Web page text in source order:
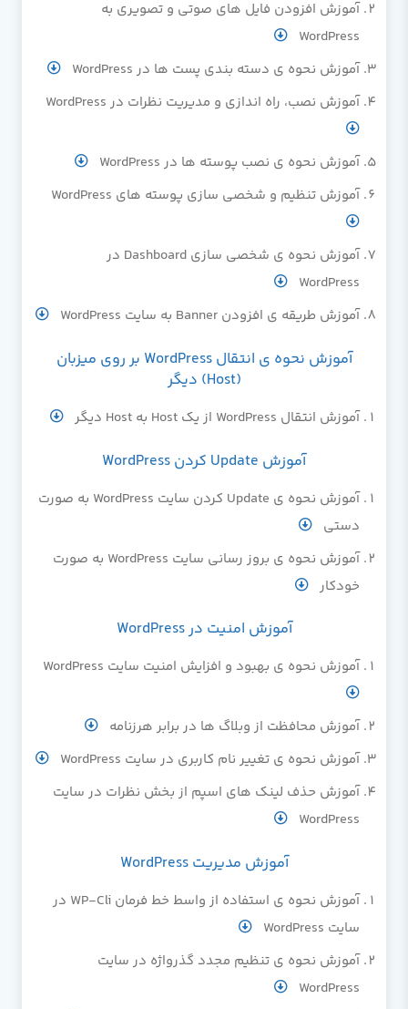
آموزش افزودن فایل های صوتی و تصویری به
WordPress
آموزش نحوه ی دسته بندی پست ها در WordPress
آموزش نصب، راه اندازی و مدیریت نظرات در WordPress
آموزش نحوه ی نصب پوسته ها در WordPress
آموزش تنظیم و شخصی سازی پوسته های WordPress
آموزش نحوه ی شخصی سازی Dashboard در
WordPress
آموزش طریقه ی افزودن Banner به سایت WordPress
آموزش نحوه ی انتقال WordPress بر روی میزبان
(Host) دیگر
آموزش انتقال WordPress از یک Host به Host دیگر
آموزش Update کردن WordPress
آموزش نحوه ی Update کردن سایت WordPress به صورت
دستی
آموزش نحوه ی بروز رسانی سایت WordPress به صورت
خودکار
آموزش امنیت در WordPress
آموزش نحوه ی بهبود و افزایش امنیت سایت WordPress
آموزش محافظت از وبلاگ ها در برابر هرزنامه
آموزش نحوه ی تغییر نام کاربری در سایت WordPress
آموزش حذف لینک های اسپم از بخش نظرات در سایت
WordPress
آموزش مدیریت WordPress
آموزش نحوه ی استفاده از واسط خط فرمان WP-Cli در
سایت WordPress
آموزش نحوه ی تنظیم مجدد گذرواژه در سایت
WordPress